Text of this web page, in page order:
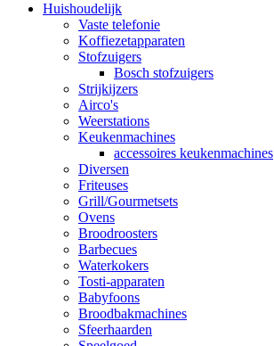
Huishoudelijk
Vaste telefonie
Koffiezetapparaten
Stofzuigers
Bosch stofzuigers
Strijkijzers
Airco's
Weerstations
Keukenmachines
accessoires keukenmachines
Diversen
Friteuses
Grill/Gourmetsets
Ovens
Broodroosters
Barbecues
Waterkokers
Tosti-apparaten
Babyfoons
Broodbakmachines
Sfeerhaarden